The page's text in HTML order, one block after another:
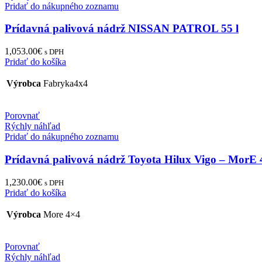
Pridať do nákupného zoznamu
Prídavná palivová nádrž NISSAN PATROL 55 l
1,053.00€ s DPH
Pridať do košíka
Výrobca Fabryka4x4
Porovnať
Rýchly náhľad
Pridať do nákupného zoznamu
Prídavná palivová nádrž Toyota Hilux Vigo – MorE
1,230.00€ s DPH
Pridať do košíka
Výrobca More 4×4
Porovnať
Rýchly náhľad